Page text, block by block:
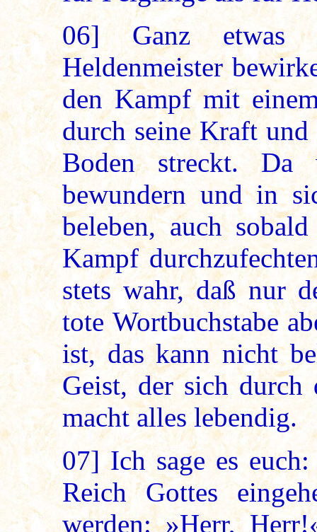
06] Ganz etwas
Heldenmeister
den Kampf mit
durch seine Kraft
Boden streckt. Da
bewundern und in
beleben, auch
Kampf
stets wahr, daß nur
tote Wortbuchstabe
ist, das kann nicht
Geist, der sich durch
macht alles lebendig.
07] Ich sage es
Reich Gottes
werden: »Herr,